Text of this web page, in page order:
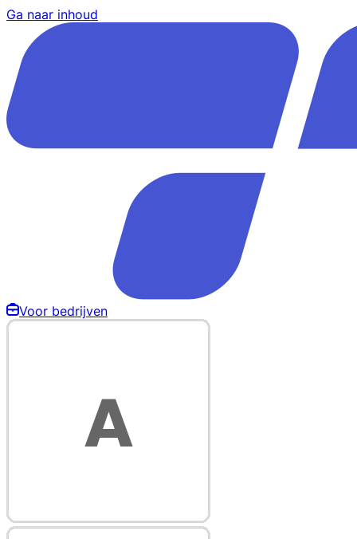
Ga naar inhoud
Voor bedrijven